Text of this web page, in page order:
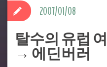
탈수의 유럽 여
→ 에딘버러
2007/01/08